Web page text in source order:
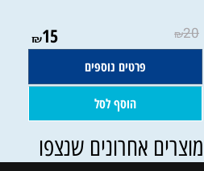
₪20
₪15
פרטים נוספים
הוסף לסל
אחרונים שנצפו